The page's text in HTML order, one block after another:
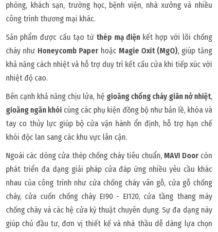
phòng, khách sạn, trường học, bệnh viện, nhà xưởng và nhiều
công trình thương mại khác.
Sản phẩm được cấu tạo từ thép mạ điệnkết hợp với lõi chống
cháy như Honeycomb Paper hoặc Magie Oxit (MgO), giúp tăng
khả năng cách nhiệt và hỗ trợ duy trì kết cấu cửa khi tiếp xúc với
nhiệt độ cao.
Bên cạnh khả năng chịu lửa, hệ gioăng chống cháy giãn nở nhiệt,
gioăng ngăn khói cùng các phụ kiện đồng bộ như bản lề, khóa và
tay co thủy lực giúp bộ cửa vận hành ổn định, hỗ trợ hạn chế
khói độc lan sang các khu vực lân cận.
Ngoài các dòng cửa thép chống cháy tiêu chuẩn, MAVI Doorcòn
phát triển đa dạng giải pháp cửa đáp ứng nhiều yêu cầu khác
nhau của công trình như cửa chống cháy vân gỗ, cửa gỗ chống
cháy, cửa cuốn chống cháy EI90 - EI120, cửa tầng thang máy
chống cháy và các hệ cửa kỹ thuật chuyên dụng. Sự đa dạng này
giúp chủ đầu tư, đơn vị thiết kế và nhà thầu dễ dàng lựa chọn